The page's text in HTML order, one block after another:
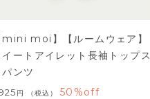
mini moi】【ルームウェア】
イートアイレット長袖トップス
パンツ
税込 50%off